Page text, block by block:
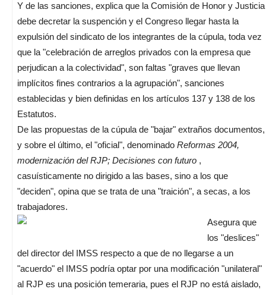
Y de las sanciones, explica que la Comisión de Honor y Justicia
debe decretar la suspención y el Congreso llegar hasta la
expulsión del sindicato de los integrantes de la cúpula, toda vez
que la "celebración de arreglos privados con la empresa que
perjudican a la colectividad", son faltas "graves que llevan
implícitos fines contrarios a la agrupación", sanciones
establecidas y bien definidas en los artículos 137 y 138 de los
Estatutos.
De las propuestas de la cúpula de "bajar" extraños documentos,
y sobre el último, el "oficial", denominado Reformas 2004,
modernización del RJP; Decisiones con futuro ,
casuísticamente no dirigido a las bases, sino a los que
"deciden", opina que se trata de una "traición", a secas, a los
trabajadores.
Asegura que
los "deslices"
del director del IMSS respecto a que de no llegarse a un
"acuerdo" el IMSS podría optar por una modificación "unilateral"
al RJP es una posición temeraria, pues el RJP no está aislado,